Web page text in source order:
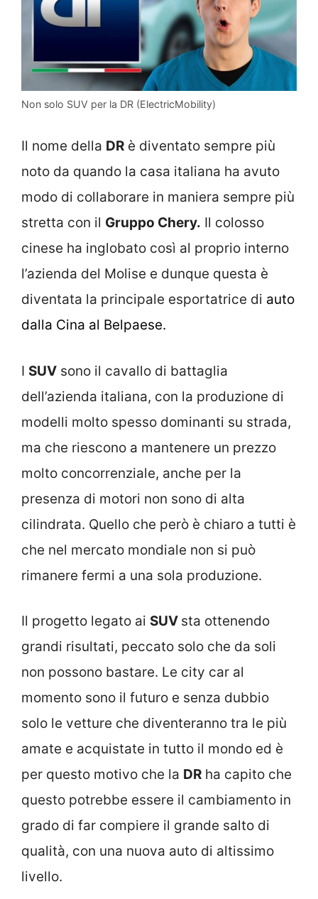
Non solo SUV per la DR (ElectricMobility)
Il nome della DR è diventato sempre più
noto da quando la casa italiana ha avuto
modo di collaborare in maniera sempre più
stretta con il Gruppo Chery. Il colosso
cinese ha inglobato così al proprio interno
l’azienda del Molise e dunque questa è
diventata la principale esportatrice di auto
dalla Cina al Belpaese.
I SUV sono il cavallo di battaglia
dell’azienda italiana, con la produzione di
modelli molto spesso dominanti su strada,
ma che riescono a mantenere un prezzo
molto concorrenziale, anche per la
presenza di motori non sono di alta
cilindrata. Quello che però è chiaro a tutti è
che nel mercato mondiale non si può
rimanere fermi a una sola produzione.
Il progetto legato ai SUV sta ottenendo
grandi risultati, peccato solo che da soli
non possono bastare. Le city car al
momento sono il futuro e senza dubbio
solo le vetture che diventeranno tra le più
amate e acquistate in tutto il mondo ed è
per questo motivo che la DR ha capito che
questo potrebbe essere il cambiamento in
grado di far compiere il grande salto di
qualità, con una nuova auto di altissimo
livello.